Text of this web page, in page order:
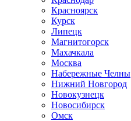
Красноярск
Курск
Липецк
Магнитогорск
Махачкала
Москва
Набережные Челны
Нижний Новгород
Новокузнецк
Новосибирск
Омск